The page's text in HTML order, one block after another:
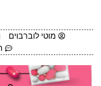
מוטי לוברבוים